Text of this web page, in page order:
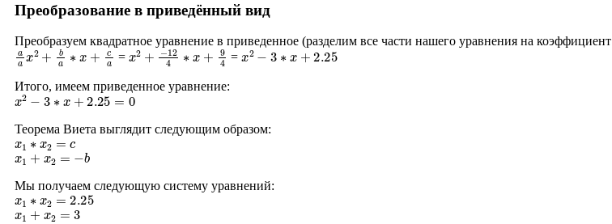
Преобразование в приведённый вид
Преобразуем квадратное уравнение в приведенное (разделим все части нашего уравнения на коэффициент
aax2+ba∗x+ca = x2+−124∗x+9 4 =x2−3∗x+2.25
Итого, имеем приведенное уравнение:
x2−3∗x+2.25=0
Теорема Виета выглядит следующим образом:
x1∗x2= c
x1 + x2 =− b
Мы получаем следующую систему уравнений:
x1∗x2=2.25
x1 + x2 =3